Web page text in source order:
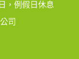
，例假日休息
司